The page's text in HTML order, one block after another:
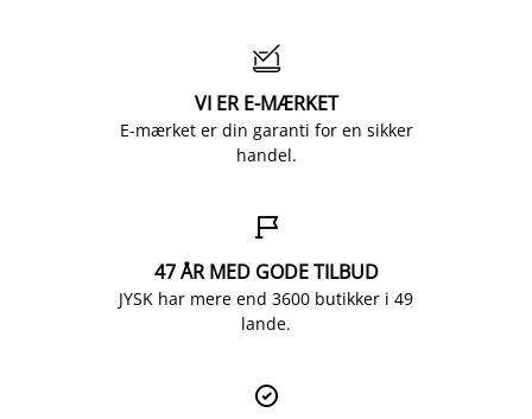

VI ER E-MÆRKET
E-mærket er din garanti for en sikker
handel.

47 ÅR MED GODE TILBUD
JYSK har mere end 3600 butikker i 49
lande.
